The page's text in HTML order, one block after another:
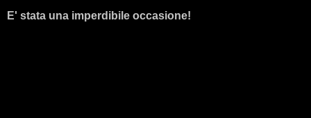
E' stata una imperdibile occasione!